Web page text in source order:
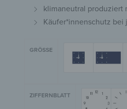
klimaneutral produziert
Käufer*innenschutz bei
GRÖSSE
ZIFFERNBLATT